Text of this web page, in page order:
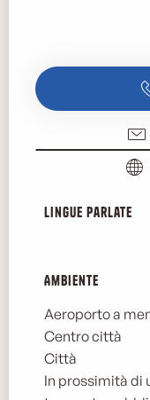
Lingue parlate
Lingue parlate
Ambiente
Ambiente
Aeroporto a
Centro città
Città
In prossimità di